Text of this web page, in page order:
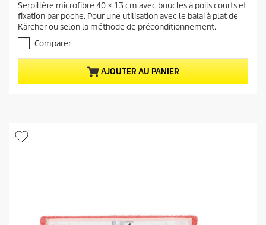
a
c
t
u
e
l
d
r
o
0
s
u
5
é
t
o
.
Serpillère microfibre 40 × 13 cm avec boucles à poils courts et
fixation par poche. Pour une utilisation avec le balai à plat de
Kärcher ou selon la méthode de préconditionnement.
Comparer
AJOUTER AU PANIER